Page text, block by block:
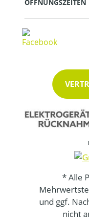
ÖFFNUNGSZEITEN
* Alle
und ggf.
nicht